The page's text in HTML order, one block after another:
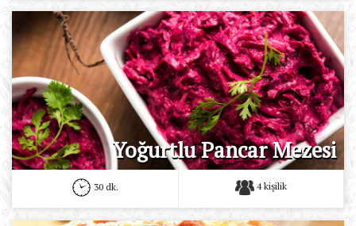
Yoğurtlu Pancar Mezesi
30 dk. 4 kişilik